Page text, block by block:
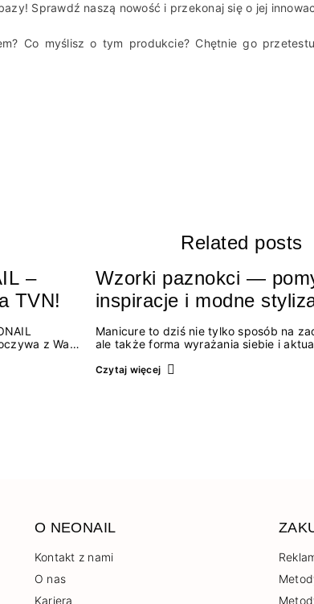
Sprawdź naszą nowość i przekonaj się o jej
Co myślisz o tym produkcie? Chętnie go
Related posts
–
TVN!
z Wami
Wzorki paznokci —
inspiracje i modne
Manicure to dziś nie tylko sposób na
ale także forma wyrażania siebie i
popularnością, ponieważ pozwalają na
Czytaj więcej
O NEONAIL
Kontakt z nami
O nas
Kariera